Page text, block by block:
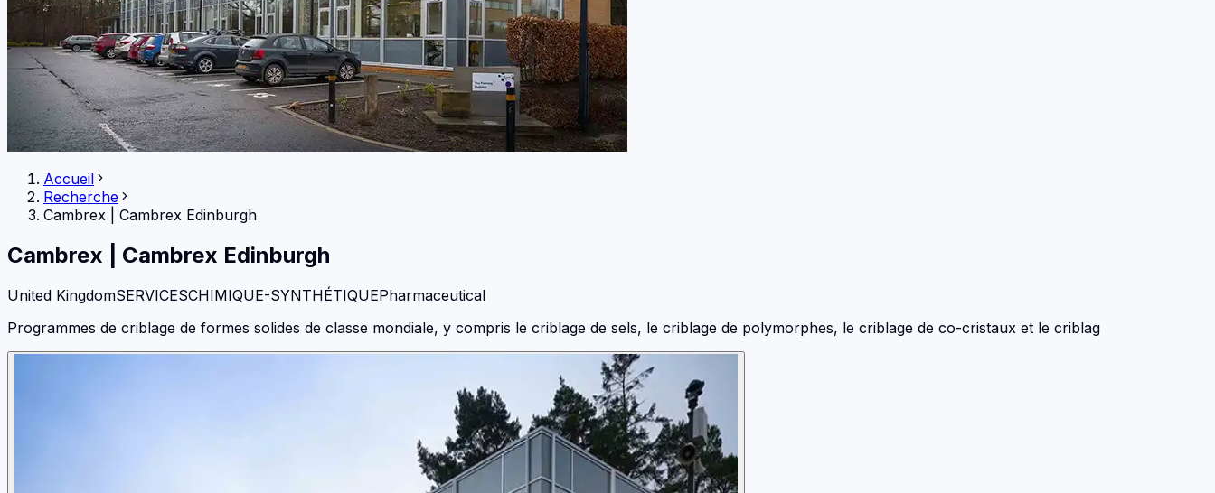
Accueil
Recherche
Cambrex
Cambrex Edinburgh
Cambrex Cambrex Edinburgh
United KingdomSERVICESCHIMIQUE-SYNTHÉTIQUEPharmaceutical
Programmes de criblage de formes solides de classe mondiale, y compris le criblage de sels, le criblage de polymorphes, le criblage de co-cristaux et le criblag